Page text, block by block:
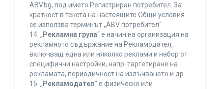
ABV.bg, под името Регистриран потребител. За
краткост в текста на настоящите Общи условия
се използва терминът „ABV потребител“.
14. „ Рекламна група“ е начин на организация на
рекламното съдържание на Рекламодател,
включващ една или няколко реклами и набор от
специфични настройки, напр. таргетиране на
рекламата, периодичност на излъчването и др.
15. „ Рекламодател” е физическо или